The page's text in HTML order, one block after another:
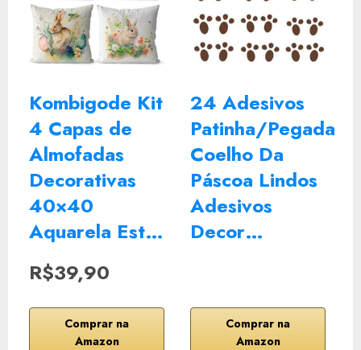
Kombigode Kit
4 Capas de
Almofadas
Decorativas
40×40
Aquarela Est…
R$39,90
Comprar na
Amazon
24 Adesivos
Patinha/Pegada
Coelho Da
Páscoa Lindos
Adesivos
Decor…
Comprar na
Amazon